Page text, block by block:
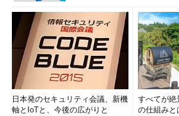
日本発のセキュリティ会議、新機
軸とIoTと、今後の広がりと
すべてが絶
の仕組みと